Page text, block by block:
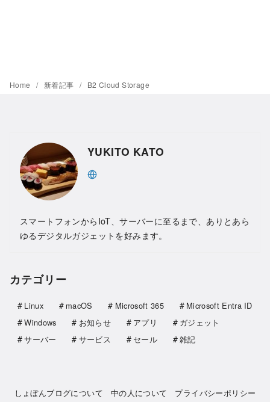
Home 新着記事 B2 Cloud Storage
YUKITO KATO
スマートフォンからIoT、サーバーに至るまで、ありとあら
ゆるデジタルガジェットを好みます。
カテゴリー
Linux macOS Microsoft 365
Microsoft Entra ID
Windows
お知らせ アプリ
ガジェット
サーバー
サービス セール 雑記
しょぼんブログについて 中の人について プライバシーポリシー